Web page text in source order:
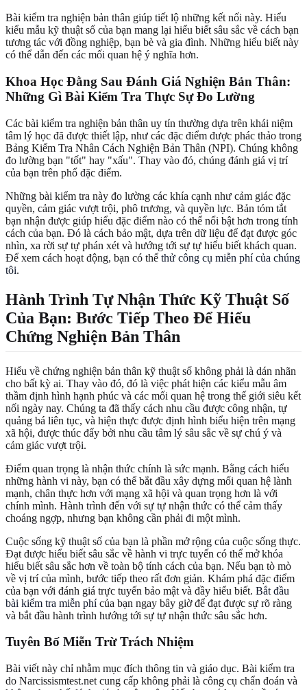
Bài kiểm tra nghiện bản thân giúp tiết lộ những kết nối này. Hiểu
kiểu mẫu kỹ thuật số của bạn mang lại hiểu biết sâu sắc về cách bạn
tương tác với đồng nghiệp, bạn bè và gia đình. Những hiểu biết này
có thể dẫn đến các mối quan hệ ý nghĩa hơn.
Khoa Học Đằng Sau Đánh Giá Nghiện Bản Thân:
Những Gì Bài Kiểm Tra Thực Sự Đo Lường
Các bài kiểm tra nghiện bản thân uy tín thường dựa trên khái niệm
tâm lý học đã được thiết lập, như các đặc điểm được phác thảo trong
Bảng Kiểm Tra Nhân Cách Nghiện Bản Thân (NPI). Chúng không
đo lường bạn "tốt" hay "xấu". Thay vào đó, chúng đánh giá vị trí
của bạn trên phổ đặc điểm.
Những bài kiểm tra này đo lường các khía cạnh như cảm giác đặc
quyền, cảm giác vượt trội, phô trương, và quyền lực. Bản tóm tắt
bạn nhận được giúp hiểu đặc điểm nào có thể nổi bật hơn trong tính
cách của bạn. Đó là cách bảo mật, dựa trên dữ liệu để đạt được góc
nhìn, xa rời sự tự phán xét và hướng tới sự tự hiểu biết khách quan.
Để xem cách hoạt động, bạn có thể thử công cụ miễn phí của chúng
tôi.
Hành Trình Tự Nhận Thức Kỹ Thuật Số
Của Bạn: Bước Tiếp Theo Để Hiểu
Chứng Nghiện Bản Thân
Hiểu về chứng nghiện bản thân kỹ thuật số không phải là dán nhãn
cho bất kỳ ai. Thay vào đó, đó là việc phát hiện các kiểu mẫu âm
thầm định hình hạnh phúc và các mối quan hệ trong thế giới siêu kết
nối ngày nay. Chúng ta đã thấy cách nhu cầu được công nhận, tự
quảng bá liên tục, và hiện thực được định hình biểu hiện trên mạng
xã hội, được thúc đẩy bởi nhu cầu tâm lý sâu sắc về sự chú ý và
cảm giác vượt trội.
Điểm quan trọng là nhận thức chính là sức mạnh. Bằng cách hiểu
những hành vi này, bạn có thể bắt đầu xây dựng mối quan hệ lành
mạnh, chân thực hơn với mạng xã hội và quan trọng hơn là với
chính mình. Hành trình đến với sự tự nhận thức có thể cảm thấy
choáng ngợp, nhưng bạn không cần phải đi một mình.
Cuộc sống kỹ thuật số của bạn là phần mở rộng của cuộc sống thực.
Đạt được hiểu biết sâu sắc về hành vi trực tuyến có thể mở khóa
hiểu biết sâu sắc hơn về toàn bộ tính cách của bạn. Nếu bạn tò mò
về vị trí của mình, bước tiếp theo rất đơn giản. Khám phá đặc điểm
của bạn với đánh giá trực tuyến bảo mật và đầy hiểu biết. Bắt đầu
bài kiểm tra miễn phícủa bạn ngay bây giờ để đạt được sự rõ ràng
và bắt đầu hành trình hướng tới sự tự nhận thức sâu sắc hơn.
Tuyên Bố Miễn Trừ Trách Nhiệm
Bài viết này chỉ nhằm mục đích thông tin và giáo dục. Bài kiểm tra
do Narcissismtest.net cung cấp không phải là công cụ chẩn đoán và